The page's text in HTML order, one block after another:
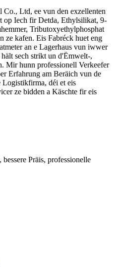
Co., Ltd, ee vun den exzellenten
op Iech fir Detda, Ethylsilikat, 9-
Tributoxyethylphosphat
ze kafen. Eis Fabréck huet eng
an e Lagerhaus vun iwwer
sech strikt un d'Ëmwelt-,
Mir hunn professionell Verkeefer
Erfahrung am Beräich vun de
Logistikfirma, déi et eis
ze bidden a Käschte fir eis
Präis, professionelle